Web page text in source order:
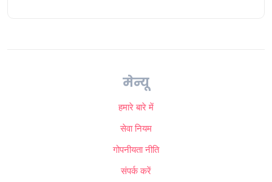
मेन्यू
हमारे बारे में
सेवा नियम
गोपनीयता नीति
संपर्क करें